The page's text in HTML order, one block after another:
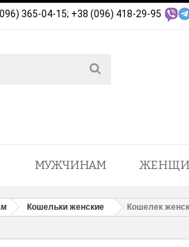
365-04-15; +38 (096) 418-29-95
МУЖЧИНАМ
Кошельки женские Кошелек